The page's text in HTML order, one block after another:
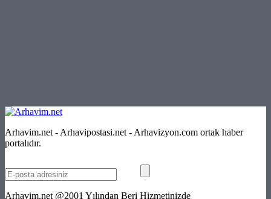
Arhavim.net - Arhavipostasi.net - Arhavizyon.com ortak haber
portalıdır.
Arhavim.net @2001 Yılından Beri Hizmetinizde